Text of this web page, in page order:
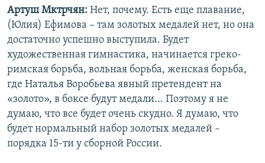
Артуш Мктрчян: Нет, почему. Есть еще плавание,
(Юлия) Ефимова – там золотых медалей нет, но она
достаточно успешно выступила. Будет
художественная гимнастика, начинается греко-
римская борьба, вольная борьба, женская борьба,
где Наталья Воробьева явный претендент на
«золото», в боксе будут медали... Поэтому я не
думаю, что все будет очень скудно. Я думаю, что
будет нормальный набор золотых медалей –
порядка 15-ти у сборной России.